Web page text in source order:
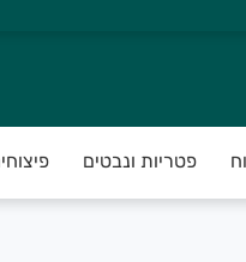
ששם
פטריות ונבטים